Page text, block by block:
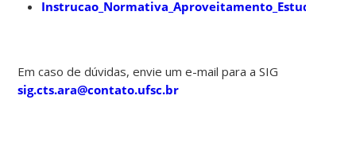
Em caso de dúvidas, envie um e-mail para a SIG
sig.cts.ara@contato.ufsc.br